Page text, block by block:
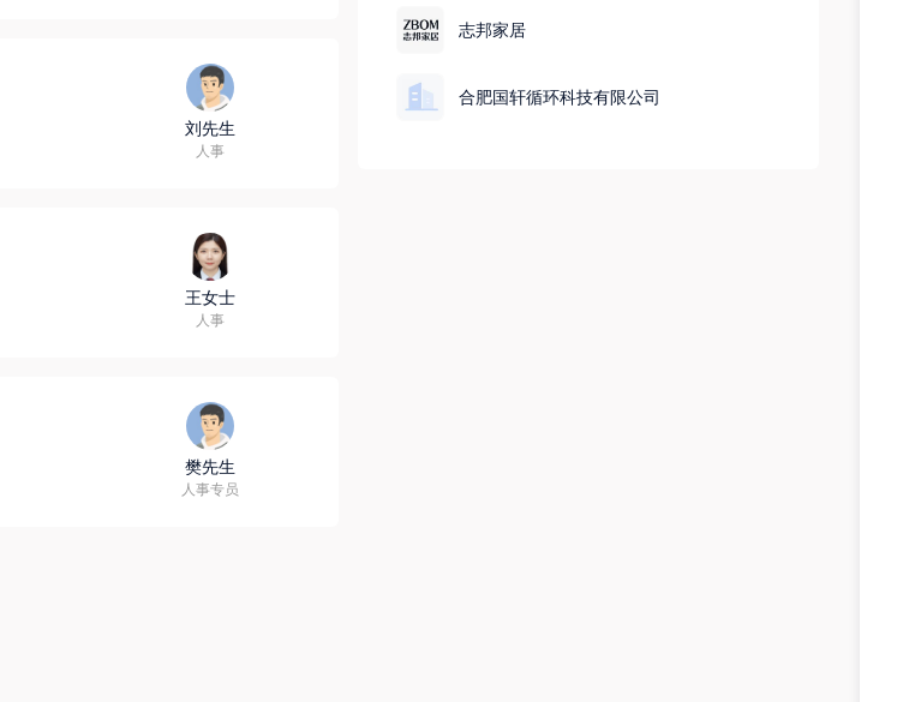
刘先生
人事
王女士
人事
樊先生
人事专员
志邦家居
合肥国轩循环科技有限公司